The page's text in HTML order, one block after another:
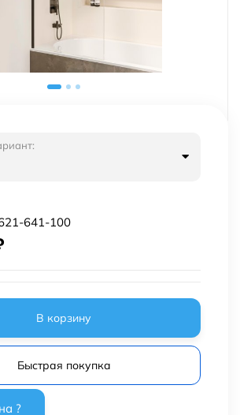
641-100
В корзину
Быстрая покупка